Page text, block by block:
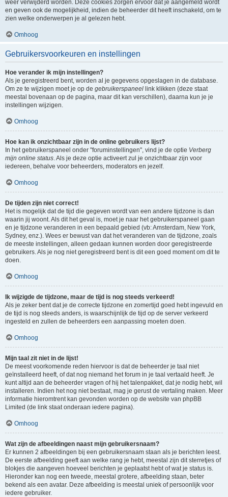
weer verwijderd worden. Deze cookies zorgen ervoor dat je aangemeld wordt
en geven ook de mogelijkheid, indien de beheerder dit heeft inschakeld, om te
zien welke onderwerpen je al gelezen hebt.
Omhoog
Gebruikersvoorkeuren en instellingen
Hoe verander ik mijn instellingen?
Als je geregistreerd bent, worden al je gegevens opgeslagen in de database.
Om ze te wijzigen moet je op de gebruikerspaneel link klikken (deze staat
meestal bovenaan op de pagina, maar dit kan verschillen), daarna kun je je
instellingen wijzigen.
Omhoog
Hoe kan ik onzichtbaar zijn in de online gebruikers lijst?
In het gebruikerspaneel onder "foruminstellingen", vind je de optie Verberg
mijn online status. Als je deze optie activeert zul je onzichtbaar zijn voor
iedereen, behalve voor beheerders, moderators en jezelf.
Omhoog
De tijden zijn niet correct!
Het is mogelijk dat de tijd die gegeven wordt van een andere tijdzone is dan
waarin jij woont. Als dit het geval is, moet je naar het gebruikerspaneel gaan
en je tijdzone veranderen in een bepaald gebied (vb: Amsterdam, New York,
Sydney, enz.). Wees er bewust van dat het veranderen van de tijdzone, zoals
de meeste instellingen, alleen gedaan kunnen worden door geregistreerde
gebruikers. Als je nog niet geregistreerd bent is dit een goed moment om dit te
doen.
Omhoog
Ik wijzigde de tijdzone, maar de tijd is nog steeds verkeerd!
Als je zeker bent dat je de correcte tijdzone en zomertijd goed hebt ingevuld en
de tijd is nog steeds anders, is waarschijnlijk de tijd op de server verkeerd
ingesteld en zullen de beheerders een aanpassing moeten doen.
Omhoog
Mijn taal zit niet in de lijst!
De meest voorkomende reden hiervoor is dat de beheerder je taal niet
geïnstalleerd heeft, of dat nog niemand het forum in je taal vertaald heeft. Je
kunt altijd aan de beheerder vragen of hij het talenpakket, dat je nodig hebt, wil
installeren. Indien het nog niet bestaat, mag je gerust de vertaling maken. Meer
informatie hieromtrent kan gevonden worden op de website van phpBB
Limited (de link staat onderaan iedere pagina).
Omhoog
Wat zijn de afbeeldingen naast mijn gebruikersnaam?
Er kunnen 2 afbeeldingen bij een gebruikersnaam staan als je berichten leest.
De eerste afbeelding geeft aan welke rang je hebt, meestal zijn dit sterretjes of
blokjes die aangeven hoeveel berichten je geplaatst hebt of wat je status is.
Hieronder kan nog een tweede, meestal grotere, afbeelding staan, beter
bekend als een avatar. Deze afbeelding is meestal uniek of persoonlijk voor
iedere gebruiker.